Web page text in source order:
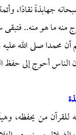
جهابذةً نقادًا،
منه ما هو منه..
صلى الله عليه
الناس أحوج إلى حفظ
للقرآن من يحفظه،